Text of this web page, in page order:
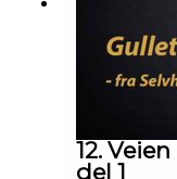
12.
del 1